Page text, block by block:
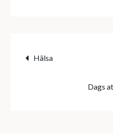
Hälsa
Dags